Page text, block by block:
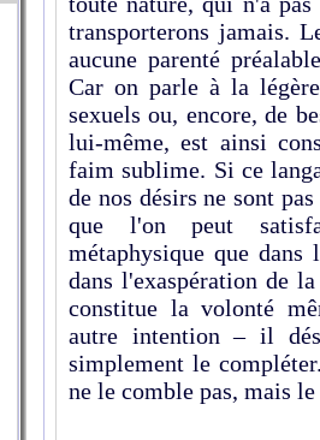
transporterons jamais.
aucune parenté
Car on parle à la
sexuels ou, encore, de
lui-même, est ainsi
faim sublime. Si ce
de nos désirs ne sont
que l'on peut
métaphysique que
dans l'exaspération de
constitue la volonté
autre intention – il
simplement le
ne le comble pas, mais